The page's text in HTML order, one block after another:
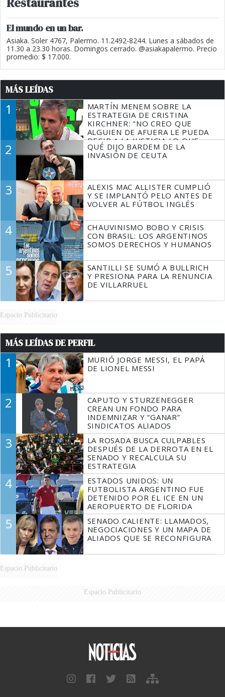
El mundo en un bar.
Asiaka. Soler 4767, Palermo. 11.2492-8244. Lunes a sábados de
11.30 a 23.30 horas. Domingos cerrado. @asiakapalermo. Precio
promedio: $ 17.000.
MÁS LEÍDAS
1
MARTÍN MENEM SOBRE LA
ESTRATEGIA DE CRISTINA
KIRCHNER: "NO CREO QUE
ALGUIEN DE AFUERA LE PUEDA
DECIR A LA JUSTICIA LO QUE
TIENE QUE HACER"
2
QUÉ DIJO BARDEM DE LA
INVASIÓN DE CEUTA
3
ALEXIS MAC ALLISTER CUMPLIÓ
Y SE IMPLANTÓ PELO ANTES DE
VOLVER AL FÚTBOL INGLÉS
4
CHAUVINISMO BOBO Y CRISIS
CON BRASIL: LOS ARGENTINOS
SOMOS DERECHOS Y HUMANOS
5
SANTILLI SE SUMÓ A BULLRICH
Y PRESIONA PARA LA RENUNCIA
DE VILLARRUEL
Espacio Publicitario
MÁS LEÍDAS DE PERFIL
1
MURIÓ JORGE MESSI, EL PAPÁ
DE LIONEL MESSI
2
CAPUTO Y STURZENEGGER
CREAN UN FONDO PARA
INDEMNIZAR Y “GANAR”
SINDICATOS ALIADOS
3
LA ROSADA BUSCA CULPABLES
DESPUÉS DE LA DERROTA EN EL
SENADO Y RECALCULA SU
ESTRATEGIA
4
ESTADOS UNIDOS: UN
FUTBOLISTA ARGENTINO FUE
DETENIDO POR EL ICE EN UN
AEROPUERTO DE FLORIDA
5
SENADO CALIENTE: LLAMADOS,
NEGOCIACIONES Y UN MAPA DE
ALIADOS QUE SE RECONFIGURA
Espacio Publicitario
Espacio Publicitario